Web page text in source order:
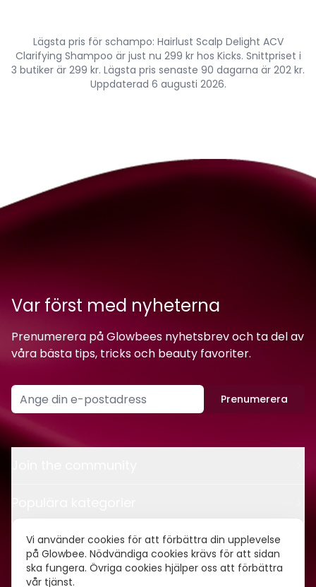
Vi använder cookies för att förbättra din upplevelse
på Glowbee. Nödvändiga cookies krävs för att sidan
ska fungera. Övriga cookies hjälper oss att förbättra
vår tjänst.
Lägsta pris för schampo: Hairlust Scalp Delight ACV
Clarifying Shampoo är just nu 299 kr hos Kicks. Snittpriset i
3 butiker är 299 kr. Lägsta pris senaste 90 dagarna är 202 kr.
Uppdaterad 6 augusti 2026.
Var först med nyheterna
Prenumerera på Glowbees nyhetsbrev och ta del av
våra bästa tips, tricks och beauty favoriter.
Prenumerera
Kontakt
Om oss